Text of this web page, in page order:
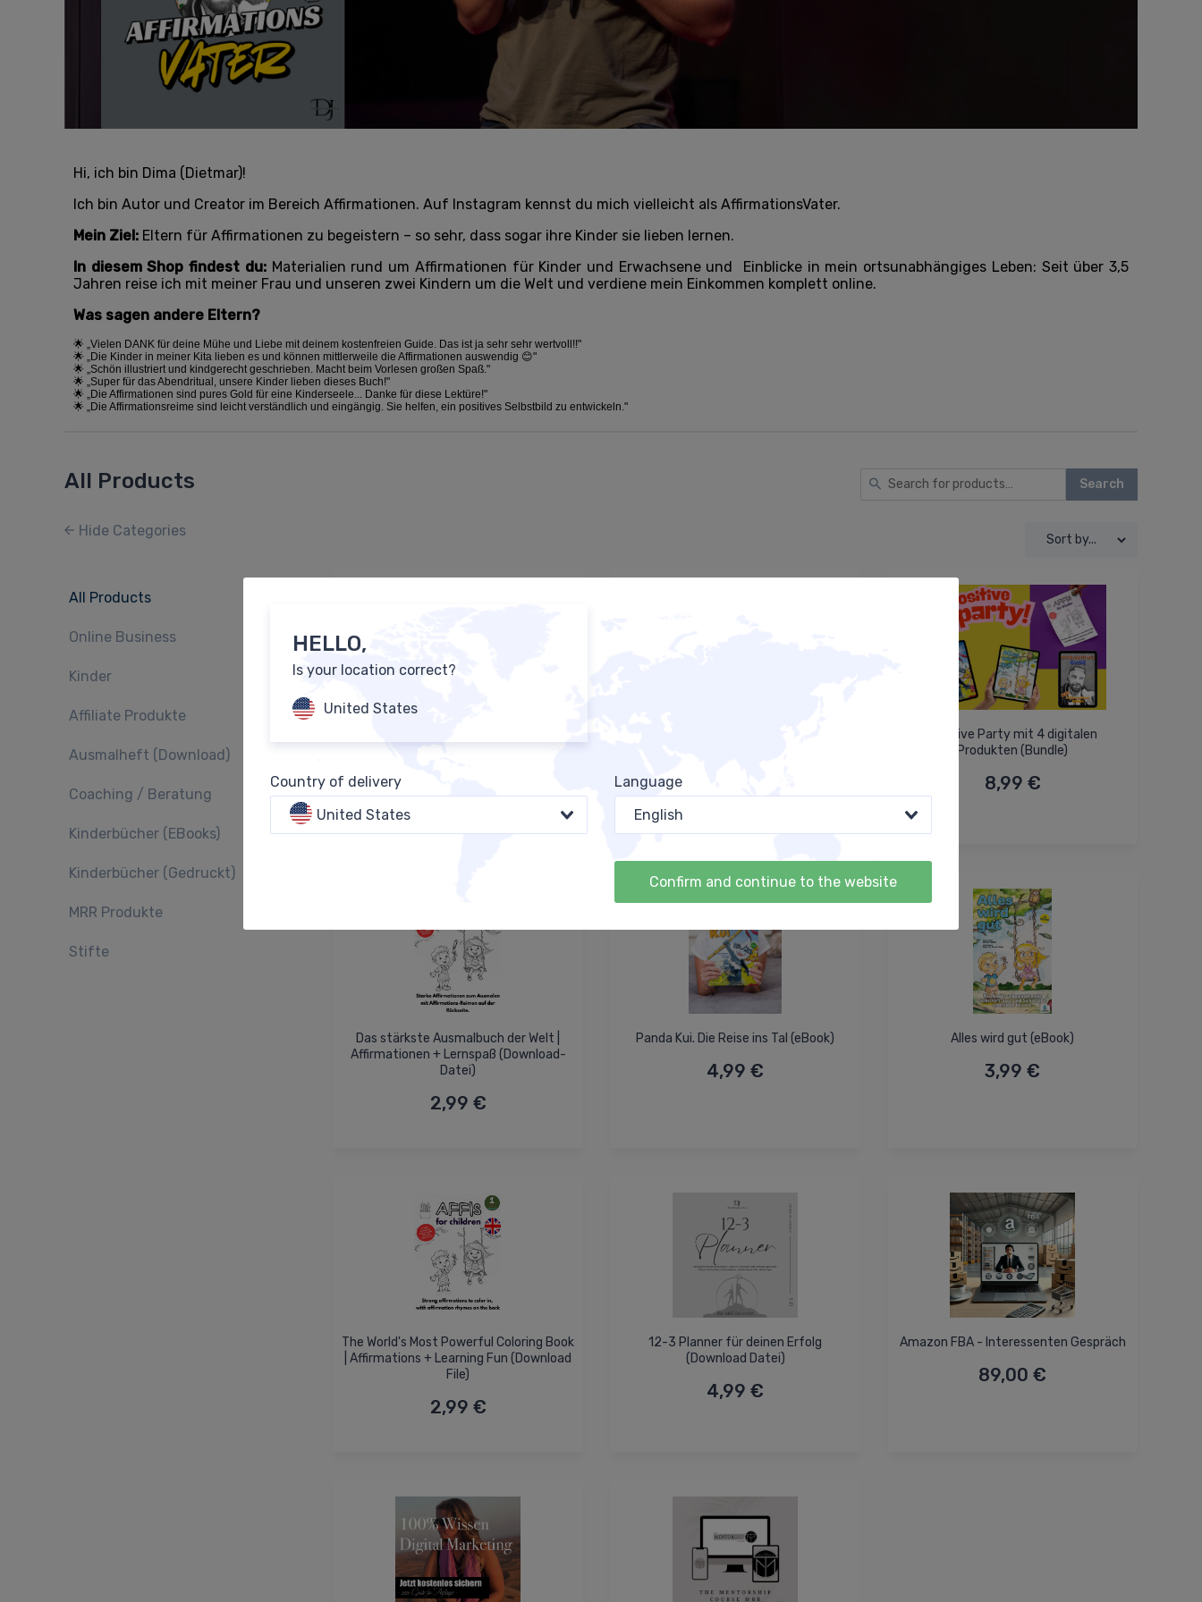
Hi, ich bin Dima (Dietmar)!
Ich bin Autor und Creator im Bereich Affirmationen. Auf Instagram kennst du mich vielleicht als AffirmationsVater.
Mein Ziel: Eltern für Affirmationen zu begeistern – so sehr, dass sogar ihre Kinder sie lieben lernen.
In diesem Shop findest du: Materialien rund um Affirmationen für Kinder und Erwachsene und Einblicke in mein ortsunabhängiges Leben: Seit über 3,5
Jahren reise ich mit meiner Frau und unseren zwei Kindern um die Welt und verdiene mein Einkommen komplett online.
Was sagen andere Eltern?
🌟 „Vielen DANK für deine Mühe und Liebe mit deinem kostenfreien Guide. Das ist ja sehr sehr wertvoll!!"
🌟 „Die Kinder in meiner Kita lieben es und können mittlerweile die Affirmationen auswendig 😊"
🌟 „Schön illustriert und kindgerecht geschrieben. Macht beim Vorlesen großen Spaß."
🌟 „Super für das Abendritual, unsere Kinder lieben dieses Buch!"
🌟 „Die Affirmationen sind pures Gold für eine Kinderseele... Danke für diese Lektüre!"
🌟 „Die Affirmationsreime sind leicht verständlich und eingängig. Sie helfen, ein positives Selbstbild zu entwickeln."
All Products Search
Hide Categories
All Products
Online Business
Kinder
Affiliate Produkte
Ausmalheft (Download)
Coaching / Beratung
Kinderbücher (eBooks)
Kinderbücher (gedruckt)
MRR Produkte
Stifte
Positive Party mit 4 digitalen
Produkten (Bundle)
8,99 €
Das stärkste Ausmalbuch der Welt |
Affirmationen + Lernspaß (Download-
Datei)
2,99 €
Panda Kui. Die Reise ins Tal (eBook)
4,99 €
Alles wird gut (eBook)
3,99 €
The World's Most Powerful Coloring Book
| Affirmations + Learning Fun (Download
File)
2,99 €
12-3 Planner für deinen Erfolg
(Download Datei)
4,99 €
Amazon FBA - Interessenten Gespräch
89,00 €
HELLO,
Is your location correct?
United States
Country of delivery
United States
Language
English
Confirm and continue to the website